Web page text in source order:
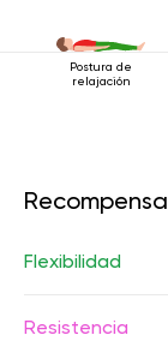
Postura de
relajación
Recompensa
Flexibilidad
Resistencia